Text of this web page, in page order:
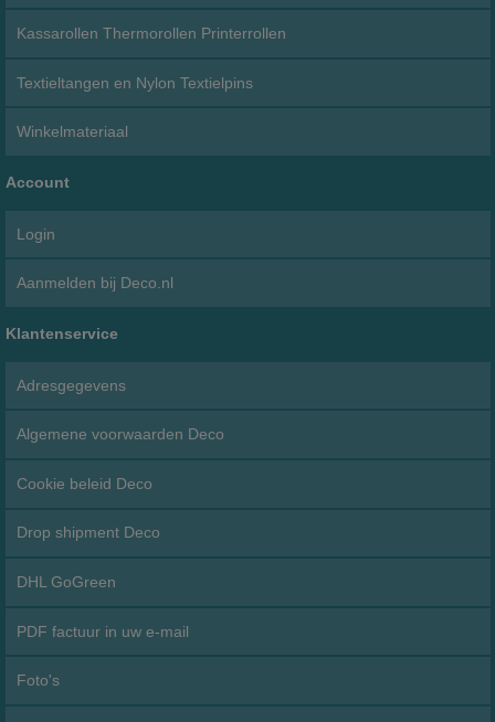
Kassarollen Thermorollen Printerrollen
Textieltangen en Nylon Textielpins
Winkelmateriaal
Account
Login
Aanmelden bij Deco.nl
Klantenservice
Adresgegevens
Algemene voorwaarden Deco
Cookie beleid Deco
Drop shipment Deco
DHL GoGreen
PDF factuur in uw e-mail
Foto's